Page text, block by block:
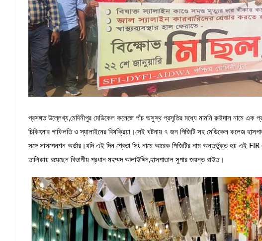
প্রসঙ্গত উল্লেখ্য,মেদিনীপুর মেডিকেল কলেজে পাঁচ অসুস্থ প্রসূতির মধ্যে মামনি রুইদাস নামে
চিকিৎসার গাফিলতি ও স্যালাইনের বিষক্রিয়া।সেই ঘটনায় ৭ জন পিজিটি সহ মেডিকেল কলেজ
সঙ্গে সাসপেনশন অর্ডার।যদি এই দিন শ্বেতা সিং নামে আরেক পিজিটির নাম অন্তর্ভুক্ত হয় এই
তালিকায় রয়েছেন বিভাগীয় প্রধান মহম্মদ আলাউদ্দিন,হাসপাতাল সুপার জয়ন্ত রাউত।